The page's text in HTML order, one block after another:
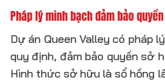
Pháp lý minh bạch đảm bảo
Dự án Queen Valley có pháp
quy định, đảm bảo quyền sở
Hình thức sở hữu là sổ hồng